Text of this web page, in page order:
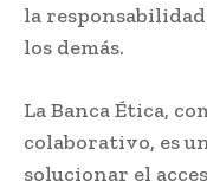
la
los demás.
La Banca Ética,
colaborativo, es
solucionar el